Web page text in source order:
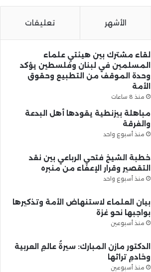
الأشهر تعليقات
لقاء مشترك بين هيئتي علماء
المسلمين في لبنان وفلسطين يؤكد
وحدة الموقف من التطبيع وحقوق
الأمة
منذ 8 ساعات
مباهلة بيزنطية يقودها أهل البدعة
والفرقة
منذ أسبوع واحد
خطبة الشيخ فتحي الرباعي بين نقد
التقصير وقرار الإعفاء من منبره
منذ أسبوع واحد
بيان العلماء لاستنهاض الأمة وتذكيرها
بواجبها نحو غزة
منذ أسبوعين
الدكتور مازن المبارك: سيرةُ عالمِ العربية
وخادمِ تراثها
منذ أسبوعين